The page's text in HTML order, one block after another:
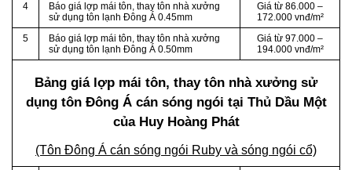
4
Báo giá lợp mái tôn, thay tôn nhà xưởng
sử dụng tôn lạnh Đông Á 0.45mm
Giá từ 86.000 –
172.000 vnđ/m²
5
Báo giá lợp mái tôn, thay tôn nhà xưởng
sử dụng tôn lạnh Đông Á 0.50mm
Giá từ 97.000 –
194.000 vnđ/m²
Bảng giá lợp mái tôn, thay tôn nhà xưởng sử
dụng tôn Đông Á cán sóng ngói tại Thủ Dầu Một
của Huy Hoàng Phát
(Tôn Đông Á cán sóng ngói Ruby và sóng ngói cổ)